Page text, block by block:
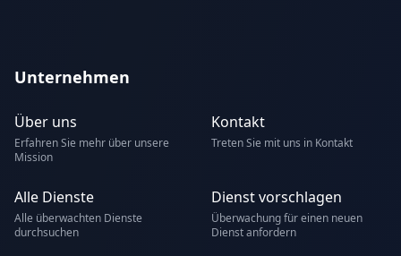
Unternehmen
Über uns
Erfahren Sie mehr über unsere
Mission
Kontakt
Treten Sie mit uns in Kontakt
Alle Dienste
Alle überwachten Dienste
durchsuchen
Dienst vorschlagen
Überwachung für einen neuen
Dienst anfordern